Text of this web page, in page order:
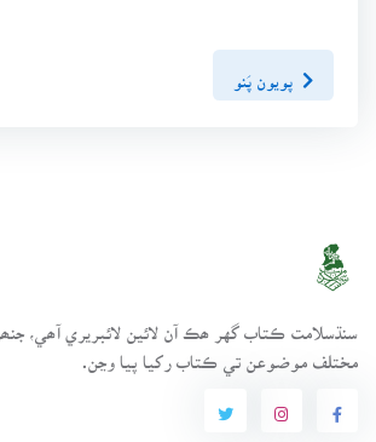
پويون پَنو
مختلف موضوعن تي ڪتاب رکيا پيا وڃن.